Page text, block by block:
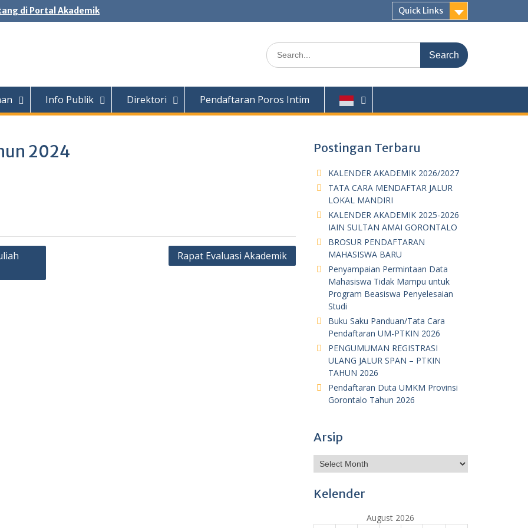
di Portal Akademik Quick Links
S
e
r
c
h
Info Publik Direktori Pendaftaran Poros Intim
2024
Rapat Evaluasi Akademik
Postingan Terbaru
KALENDER AKADEMIK 2026/2027
TATA CARA MENDAFTAR JALUR
LOKAL MANDIRI
KALENDER AKADEMIK 2025-2026
IAIN SULTAN AMAI GORONTALO
BROSUR PENDAFTARAN
MAHASISWA BARU
Penyampaian Permintaan Data
Mahasiswa Tidak Mampu untuk
Program Beasiswa Penyelesaian
Studi
Buku Saku Panduan/Tata Cara
Pendaftaran UM-PTKIN 2026
PENGUMUMAN REGISTRASI
ULANG JALUR SPAN – PTKIN
TAHUN 2026
Pendaftaran Duta UMKM Provinsi
Gorontalo Tahun 2026
Arsip
r
h
v
Kelender
August 2026